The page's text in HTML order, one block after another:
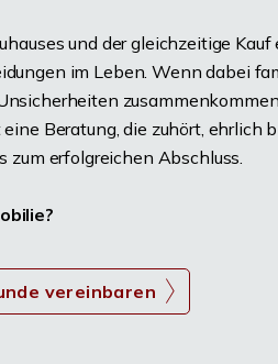
und der gleichzeitige
im Leben. Wenn dabei
Beratung, die zuhört, ehrlich
zum erfolgreichen Abschluss.
vereinbaren